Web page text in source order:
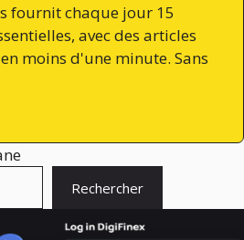
fournit chaque jour 15
avec des articles
moins d'une minute. Sans
Rechercher